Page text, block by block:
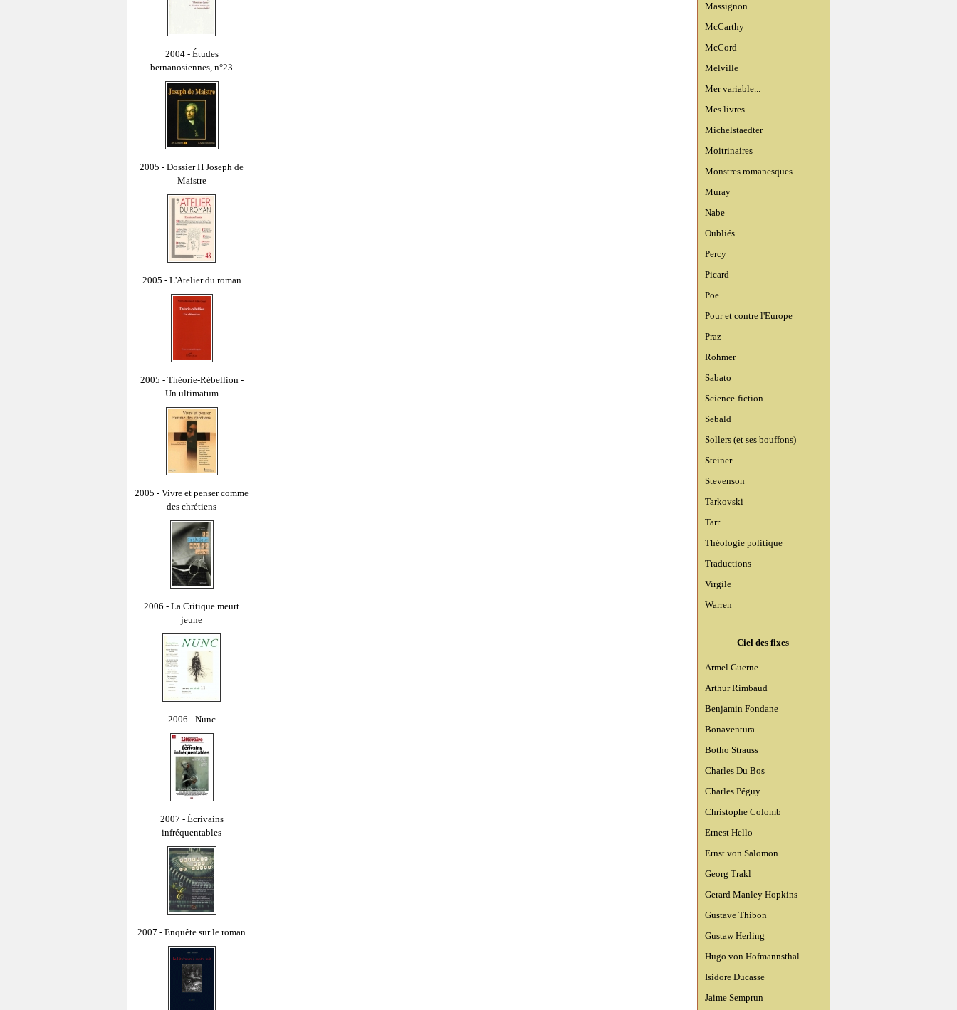
2004 - Études
bernanosiennes, n°23
2005 - Dossier H Joseph de
Maistre
2005 - L'Atelier du roman
2005 - Théorie-Rébellion -
Un ultimatum
2005 - Vivre et penser comme
des chrétiens
2006 - La Critique meurt
jeune
2006 - Nunc
2007 - Écrivains
infréquentables
2007 - Enquête sur le roman
Massignon
McCarthy
McCord
Melville
Mer variable...
Mes livres
Michelstaedter
Moitrinaires
Monstres romanesques
Muray
Nabe
Oubliés
Percy
Picard
Poe
Pour et contre l'Europe
Praz
Rohmer
Sabato
Science-fiction
Sebald
Sollers (et ses bouffons)
Steiner
Stevenson
Tarkovski
Tarr
Théologie politique
Traductions
Virgile
Warren
Ciel des fixes
Armel Guerne
Arthur Rimbaud
Benjamin Fondane
Bonaventura
Botho Strauss
Charles Du Bos
Charles Péguy
Christophe Colomb
Ernest Hello
Ernst von Salomon
Georg Trakl
Gerard Manley Hopkins
Gustave Thibon
Gustaw Herling
Hugo von Hofmannsthal
Isidore Ducasse
Jaime Semprun